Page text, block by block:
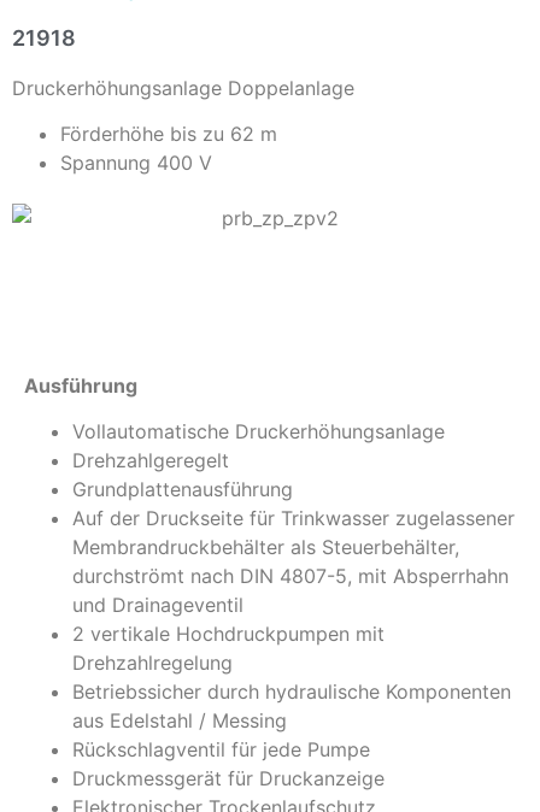
21918
Druckerhöhungsanlage Doppelanlage
Förderhöhe bis zu 62 m
Spannung 400 V
Ausführung
Vollautomatische Druckerhöhungsanlage
Drehzahlgeregelt
Grundplattenausführung
Auf der Druckseite für Trinkwasser zugelassener
Membrandruckbehälter als Steuerbehälter,
durchströmt nach DIN 4807-5, mit Absperrhahn
und Drainageventil
2 vertikale Hochdruckpumpen mit
Drehzahlregelung
Betriebssicher durch hydraulische Komponenten
aus Edelstahl / Messing
Rückschlagventil für jede Pumpe
Druckmessgerät für Druckanzeige